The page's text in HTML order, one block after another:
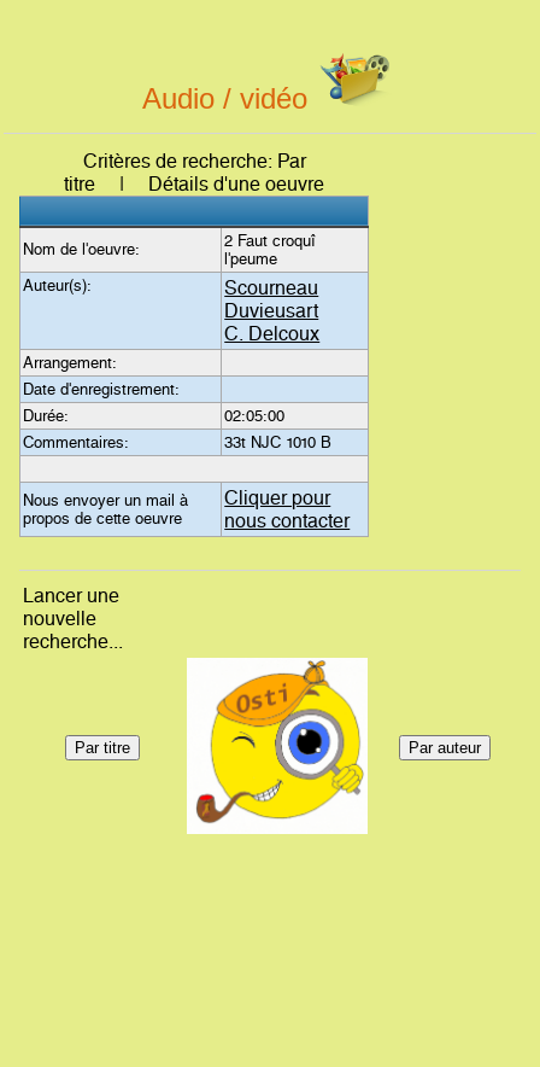
Audio / vidéo
Critères de recherche: Par
titre | Détails d'une oeuvre
Nom de l'oeuvre:
2 Faut croquî
l'peume
Auteur(s):
Scourneau
Duvieusart
C. Delcoux
Arrangement:
Date d'enregistrement:
Durée:
02:05:00
Commentaires:
33t NJC 1010 B
Nous envoyer un mail à
propos de cette oeuvre
Cliquer pour
nous contacter
Lancer une
nouvelle
recherche...